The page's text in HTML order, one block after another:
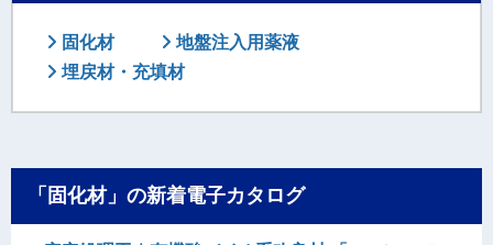
固化材
地盤注入用薬液
埋戻材・充填材
「固化材」の新着電子カタログ